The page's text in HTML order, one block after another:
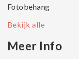
Fotobehang
Bekijk alle
Meer Info